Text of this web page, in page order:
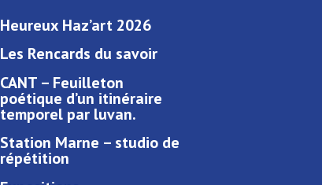
Heureux Haz’art 2026
Les Rencards du savoir
CANT – Feuilleton
poétique d’un itinéraire
temporel par luvan.
Station Marne – studio de
répétition